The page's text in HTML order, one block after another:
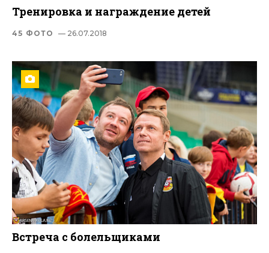
Тренировка и награждение детей
45 ФОТО — 26.07.2018
Встреча с болельщиками